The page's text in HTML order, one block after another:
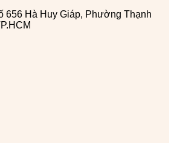
656 Hà Huy Giáp, Phường Thạnh